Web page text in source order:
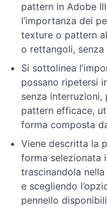
Fondamenti
Pratiche
avanzate
con
Illustrator
Esercitazioni
pratiche
Tecniche
avanzate
pattern in Adobe
l’importanza dei
texture o pattern
o rettangoli,
Si sottolinea
possano ripetersi
senza interruzioni,
pattern efficace,
forma composta
Viene descritta la
forma selezionata
trascinandola
e scegliendo
pennello